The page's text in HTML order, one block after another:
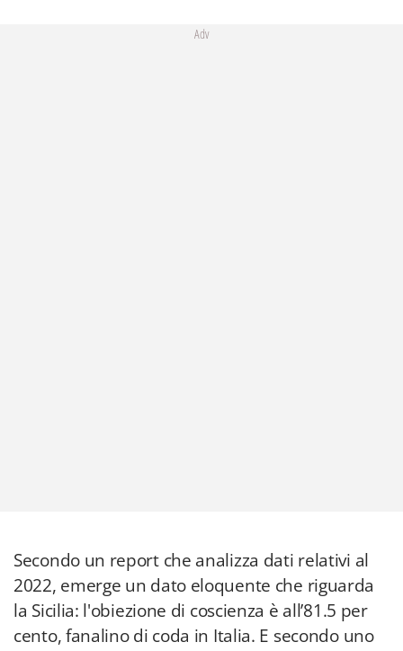
Adv
Secondo un report che analizza dati relativi al
2022, emerge un dato eloquente che riguarda
la Sicilia: l'obiezione di coscienza è all’81.5 per
cento, fanalino di coda in Italia. E secondo uno